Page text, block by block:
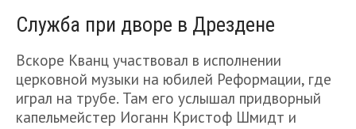
Служба при дворе в Дрездене
Вскоре Кванц участвовал в исполнении
церковной музыки на юбилей Реформации, где
играл на трубе. Там его услышал придворный
капельмейстер Иоганн Кристоф Шмидт и